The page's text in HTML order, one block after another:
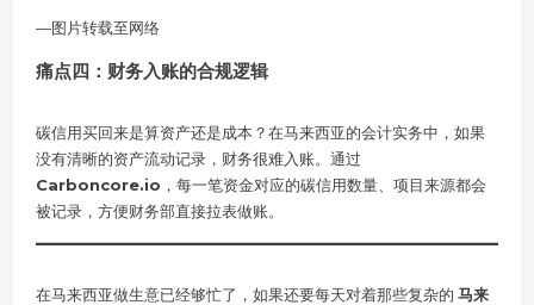
—图片转载至网络
痛点四：财务入账的合规逻辑
碳信用买回来是算资产还是成本？在马来西亚的会计实务中，如果
没有清晰的资产流动记录，财务很难入账。通过
Carboncore.io ，每一笔资金对应的碳信用数量、项目来源都会
被记录，方便财务部直接拉表做账。
在马来西亚做生意已经够忙了，如果还要每天对着那些复杂的 马来